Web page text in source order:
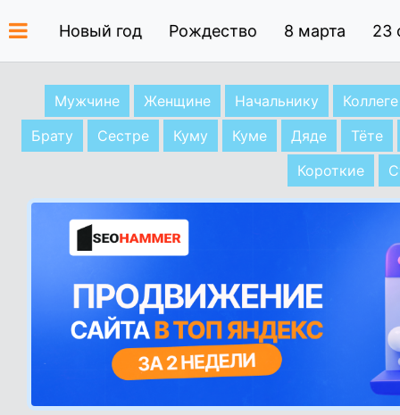
Новый год Рождество 8 марта 23
Мужчине Женщине Начальнику
Коллеге
Брату
Сестре Куму Куме Дяде
Тёте
Короткие